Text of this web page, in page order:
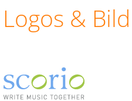
Logos &